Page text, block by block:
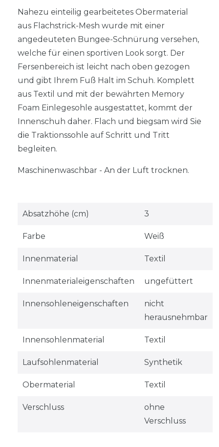
Nahezu einteilig gearbeitetes Obermaterial
aus Flachstrick-Mesh wurde mit einer
angedeuteten Bungee-Schnürung versehen,
welche für einen sportiven Look sorgt. Der
Fersenbereich ist leicht nach oben gezogen
und gibt Ihrem Fuß Halt im Schuh. Komplett
aus Textil und mit der bewährten Memory
Foam Einlegesohle ausgestattet, kommt der
Innenschuh daher. Flach und biegsam wird Sie
die Traktionssohle auf Schritt und Tritt
begleiten.
Maschinenwaschbar - An der Luft trocknen.
Absatzhöhe (cm) 3
Farbe Weiß
Innenmaterial Textil
Innenmaterialeigenschaften ungefüttert
Innensohleneigenschaften
nicht
herausnehmbar
Innensohlenmaterial Textil
Laufsohlenmaterial Synthetik
Obermaterial Textil
Verschluss
ohne
Verschluss